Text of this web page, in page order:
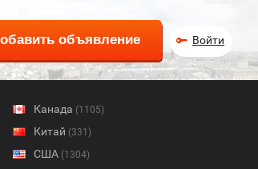
Войти
Канада (1105)
Китай (331)
США (1304)